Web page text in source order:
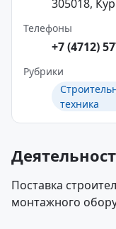
305018,
Телефоны
+7 (4712)
Рубрики
техника
Поставка
монтажного